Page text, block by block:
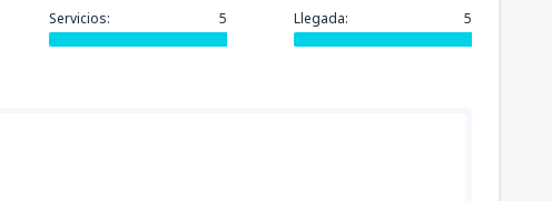
Servicios: 5 Llegada: 5